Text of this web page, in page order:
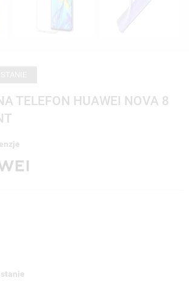
TELEFON HUAWEI NOVA 8